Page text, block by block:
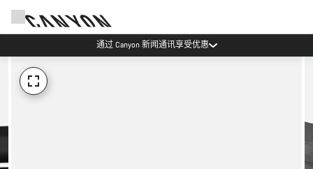
通过 Canyon 新闻通讯享受优惠